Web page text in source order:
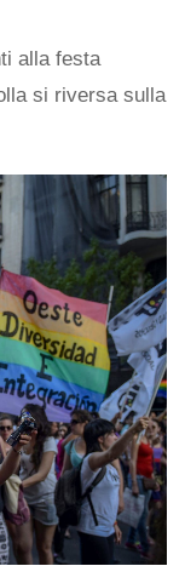
alla festa
si riversa sulla